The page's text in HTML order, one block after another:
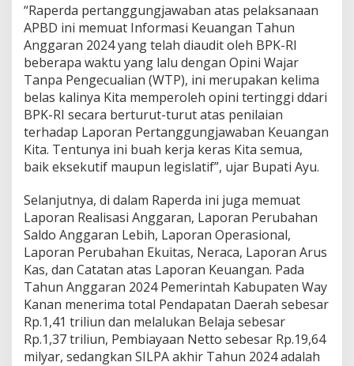
“Raperda pertanggungjawaban atas pelaksanaan
APBD ini memuat Informasi Keuangan Tahun
Anggaran 2024 yang telah diaudit oleh BPK-RI
beberapa waktu yang lalu dengan Opini Wajar
Tanpa Pengecualian (WTP), ini merupakan kelima
belas kalinya Kita memperoleh opini tertinggi ddari
BPK-RI secara berturut-turut atas penilaian
terhadap Laporan Pertanggungjawaban Keuangan
Kita. Tentunya ini buah kerja keras Kita semua,
baik eksekutif maupun legislatif”, ujar Bupati Ayu.
Selanjutnya, di dalam Raperda ini juga memuat
Laporan Realisasi Anggaran, Laporan Perubahan
Saldo Anggaran Lebih, Laporan Operasional,
Laporan Perubahan Ekuitas, Neraca, Laporan Arus
Kas, dan Catatan atas Laporan Keuangan. Pada
Tahun Anggaran 2024 Pemerintah Kabupaten Way
Kanan menerima total Pendapatan Daerah sebesar
Rp.1,41 triliun dan melalukan Belaja sebesar
Rp.1,37 triliun, Pembiayaan Netto sebesar Rp.19,64
milyar, sedangkan SILPA akhir Tahun 2024 adalah